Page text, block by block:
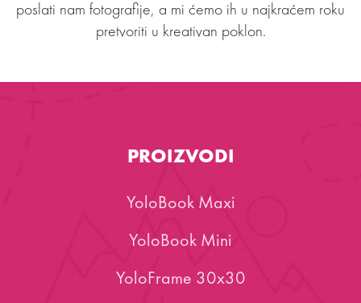
poslati nam fotografije, a mi ćemo ih u najkraćem roku
pretvoriti u kreativan poklon.
PROIZVODI
YoloBook Maxi
YoloBook Mini
YoloFrame 30x30